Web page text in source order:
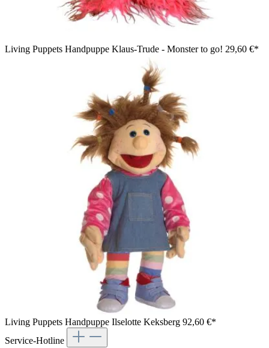
Living Puppets Handpuppe Klaus-Trude - Monster to go! 29,60 €*
Living Puppets Handpuppe Ilselotte Keksberg 92,60 €*
Service-Hotline